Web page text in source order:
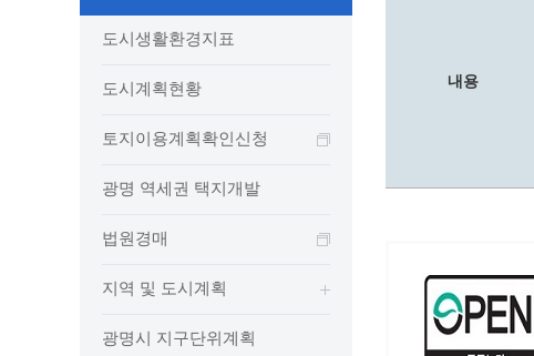
사전정보공표
행정정보공개안내
정보공개 비공개 세부기준
행정정보공개청구
업무추진비(시장·부시장·실국장)
인센티브 적립·사용
예산집행실명공개
광명의 상징물
대법원인터넷등기소
110화상수화통역서비스
고객서비스 표준 매뉴얼
민원편람
절차
자주하는 질문
노동조합
문화유통업 현황
문화관광 해설사
역사관
도시생활환경지표
도시계획현황
토지이용계획확인신청
광명 역세권 택지개발
법원경매
지역 및 도시계획
광명시 지구단위계획
내용